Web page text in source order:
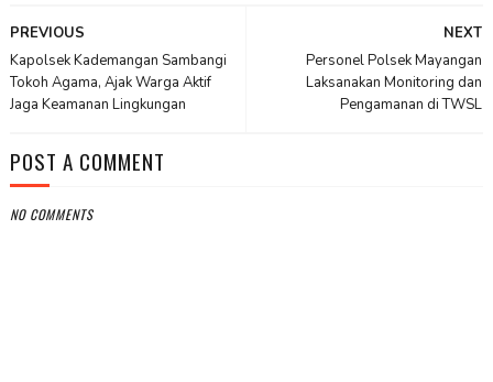
NEXT
Personel Polsek Mayangan
Laksanakan Monitoring dan
Pengamanan di TWSL
PREVIOUS
Kapolsek Kademangan Sambangi
Tokoh Agama, Ajak Warga Aktif
Jaga Keamanan Lingkungan
POST A COMMENT
NO COMMENTS